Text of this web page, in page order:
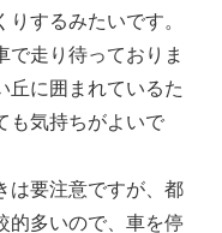
するみたいです。
で走り待っておりま
丘に囲まれているた
も気持ちがよいで
は要注意ですが、都
的多いので、車を停